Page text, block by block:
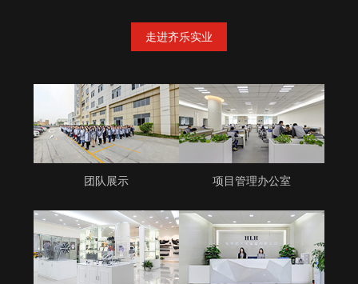
走进齐乐实业
团队展示 项目管理办公室